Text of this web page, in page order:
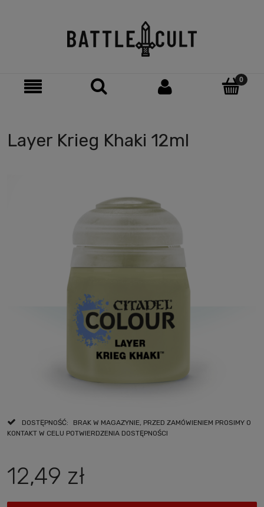
Layer Krieg Khaki 12ml
DOSTĘPNOŚĆ:
BRAK W MAGAZYNIE, PRZED ZAMÓWIENIEM PROSIMY O
KONTAKT W CELU POTWIERDZENIA DOSTĘPNOŚCI
12,49 zł